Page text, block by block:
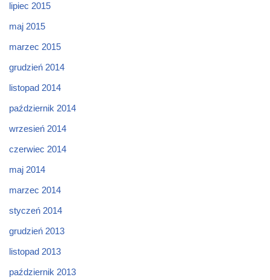
lipiec 2015
maj 2015
marzec 2015
grudzień 2014
listopad 2014
październik 2014
wrzesień 2014
czerwiec 2014
maj 2014
marzec 2014
styczeń 2014
grudzień 2013
listopad 2013
październik 2013